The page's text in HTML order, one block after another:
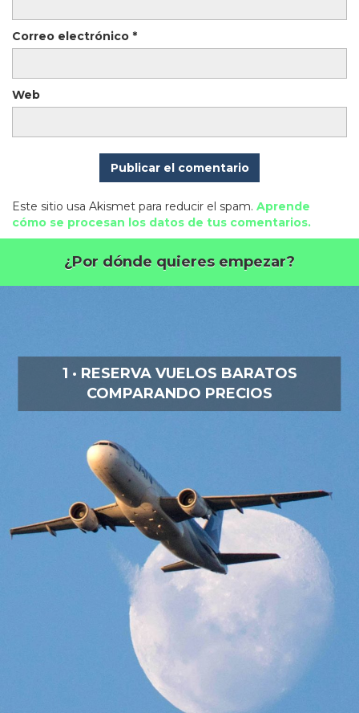
Correo electrónico *
Web
Este sitio usa Akismet para reducir el spam. Aprende
cómo se procesan los datos de tus comentarios.
¿Por dónde quieres empezar?
1 · RESERVA VUELOS BARATOS
COMPARANDO PRECIOS